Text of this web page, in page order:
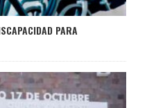
PARA